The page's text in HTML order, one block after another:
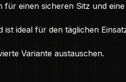
einen sicheren Sitz und
ideal für den täglichen
Variante austauschen.